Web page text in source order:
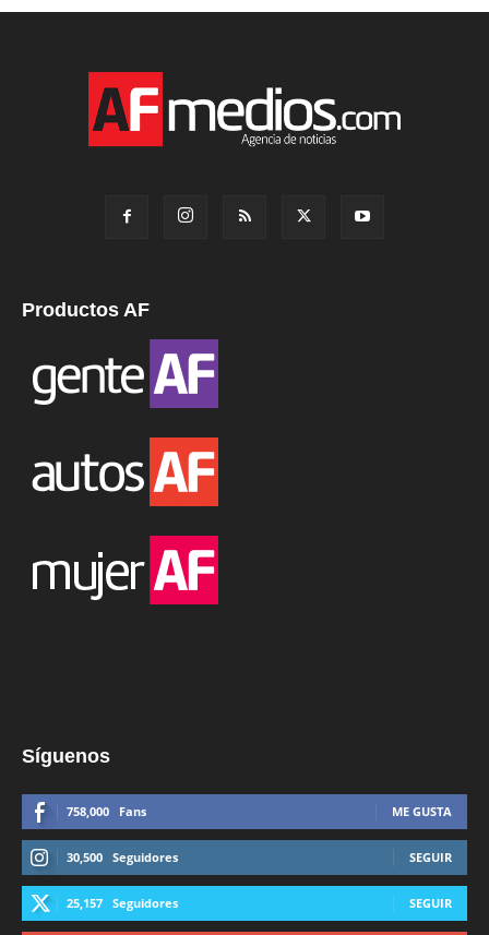
Productos AF
Síguenos
758,000 Fans ME GUSTA
30,500 Seguidores SEGUIR
25,157 Seguidores SEGUIR